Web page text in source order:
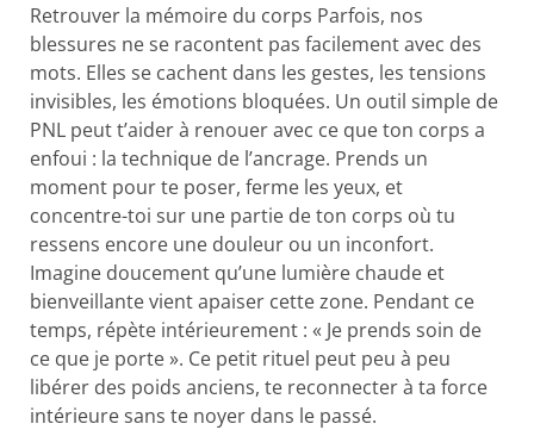
Retrouver la mémoire du corps Parfois, nos
blessures ne se racontent pas facilement avec des
mots. Elles se cachent dans les gestes, les tensions
invisibles, les émotions bloquées. Un outil simple de
PNL peut t’aider à renouer avec ce que ton corps a
enfoui : la technique de l’ancrage. Prends un
moment pour te poser, ferme les yeux, et
concentre-toi sur une partie de ton corps où tu
ressens encore une douleur ou un inconfort.
Imagine doucement qu’une lumière chaude et
bienveillante vient apaiser cette zone. Pendant ce
temps, répète intérieurement : « Je prends soin de
ce que je porte ». Ce petit rituel peut peu à peu
libérer des poids anciens, te reconnecter à ta force
intérieure sans te noyer dans le passé.